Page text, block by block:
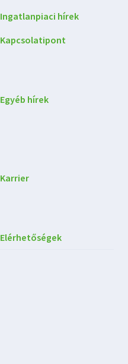
Ingatlanpiaci hírek
Kapcsolatipont
Egyéb hírek
Karrier
Elérhetőségek